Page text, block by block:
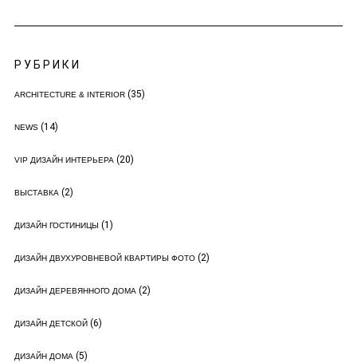
РУБРИКИ
ARCHITECTURE & INTERIOR(35)
NEWS(14)
VIP ДИЗАЙН ИНТЕРЬЕРА(20)
ВЫСТАВКА(2)
ДИЗАЙН ГОСТИНИЦЫ (1)
ДИЗАЙН ДВУХУРОВНЕВОЙ КВАРТИРЫ ФОТО(2)
ДИЗАЙН ДЕРЕВЯННОГО ДОМА(2)
ДИЗАЙН ДЕТСКОЙ(6)
ДИЗАЙН ДОМА(5)